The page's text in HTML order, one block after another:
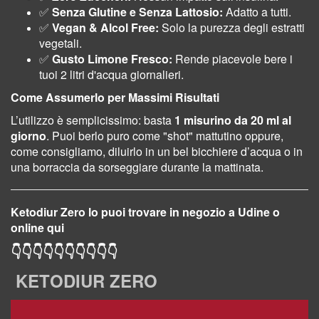
✅ Senza Glutine e Senza Lattosio: Adatto a tutti.
✅ Vegan & Alcol Free: Solo la purezza degli estratti
vegetali.
✅ Gusto Limone Fresco: Rende piacevole bere i
tuoi 2 litri d'acqua giornalieri.
Come Assumerlo per Massimi Risultati
L’utilizzo è semplicissimo: basta 1 misurino da 20 ml al
giorno. Puoi berlo puro come "shot" mattutino oppure,
come consigliamo, diluirlo in un bel bicchiere d’acqua o in
una borraccia da sorseggiare durante la mattinata.
Ketodiur Zero lo puoi trovare in negozio a Udine o
online qui
👇👇👇👇👇👇👇👇👇👇
KETODIUR ZERO